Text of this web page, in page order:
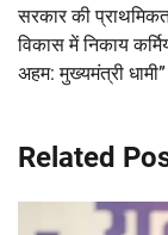
सरकार की
विकास में निकाय
अहम: मुख्यमंत्री धामी”
Related